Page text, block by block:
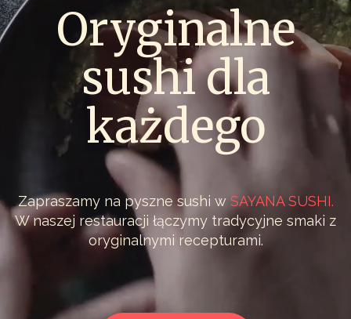
Oryginalne
sushi dla
każdego
Zapraszamy na pyszne sushi w SAYANA SUSHI.
W naszej restauracji łączymy tradycyjne smaki z
oryginalnymi recepturami.